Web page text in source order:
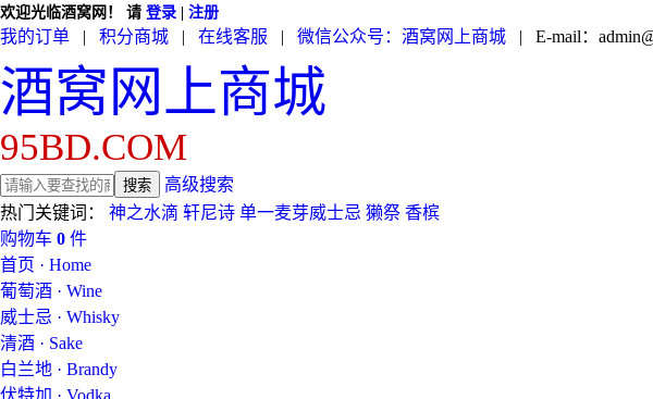
欢迎光临酒窝网！ 请 登录 注册
我的订单 | 积分商城 | 在线客服 | 微信公众号：酒窝网上商城 | E-mail：
酒窝网上商城
95BD.COM
高级搜索
热门关键词： 神之水滴 轩尼诗 单一麦芽威士忌 獭祭 香槟
购物车 0 件
首页 · Home
葡萄酒 · Wine
威士忌 · Whisky
清酒 · Sake
白兰地 · Brandy
伏特加 · Vodka